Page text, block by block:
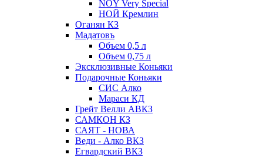
NOY Very Speсial
НОЙ Кремлин
Оганян КЗ
Мадатовъ
Объем 0,5 л
Объем 0,75 л
Эксклюзивные Коньяки
Подарочные Коньяки
СИС Алко
Мараси КД
Грейт Велли АВКЗ
САМКОН КЗ
САЯТ - НОВА
Веди - Алко ВКЗ
Егвардский ВКЗ